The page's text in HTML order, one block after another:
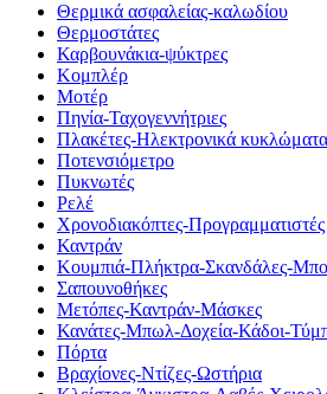
Θερμικά ασφαλείας-καλωδίου
Θερμοστάτες
Καρβουνάκια-ψύκτρες
Κομπλέρ
Μοτέρ
Πηνία-Ταχογεννήτριες
Πλακέτες-Ηλεκτρονικά κυκλώματα
Ποτενσιόμετρο
Πυκνωτές
Ρελέ
Χρονοδιακόπτες-Προγραμματιστές
Καντράν
Κουμπιά-Πλήκτρα-Σκανδάλες-
Σαπουνοθήκες
Μετόπες-Καντράν-Μάσκες
Κανάτες-Μπωλ-Δοχεία-Κάδοι-
Πόρτα
Βραχίονες-Ντίζες-Ωστήρια